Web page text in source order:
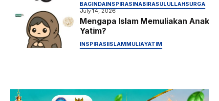
BAGINDAINSPIRASINABIRASULULLAHSURGA
July 14, 2026
Mengapa Islam Memuliakan Anak
Yatim?
INSPIRASIISLAMMULIAYATIM